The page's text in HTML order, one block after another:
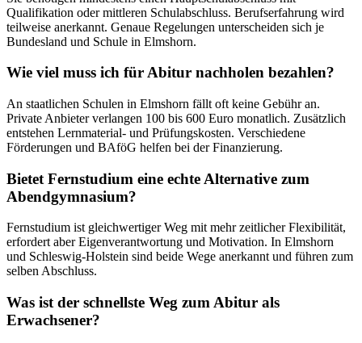
Qualifikation oder mittleren Schulabschluss. Berufserfahrung wird
teilweise anerkannt. Genaue Regelungen unterscheiden sich je
Bundesland und Schule in Elmshorn.
Wie viel muss ich für Abitur nachholen bezahlen?
An staatlichen Schulen in Elmshorn fällt oft keine Gebühr an.
Private Anbieter verlangen 100 bis 600 Euro monatlich. Zusätzlich
entstehen Lernmaterial- und Prüfungskosten. Verschiedene
Förderungen und BAföG helfen bei der Finanzierung.
Bietet Fernstudium eine echte Alternative zum
Abendgymnasium?
Fernstudium ist gleichwertiger Weg mit mehr zeitlicher Flexibilität,
erfordert aber Eigenverantwortung und Motivation. In Elmshorn
und Schleswig-Holstein sind beide Wege anerkannt und führen zum
selben Abschluss.
Was ist der schnellste Weg zum Abitur als
Erwachsener?